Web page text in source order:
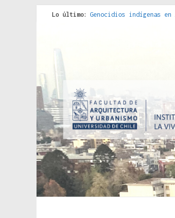
Lo último: Genocidios indígenas